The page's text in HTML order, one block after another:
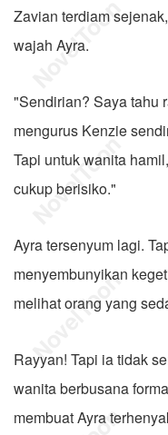
Zavian terdiam
wajah Ayra.
"Sendirian? Saya tahu
mengurus Kenzie
Tapi untuk wanita
cukup berisiko."
Ayra tersenyum lagi.
menyembunyikan
melihat orang yang
Rayyan! Tapi ia tidak
wanita berbusana
membuat Ayra